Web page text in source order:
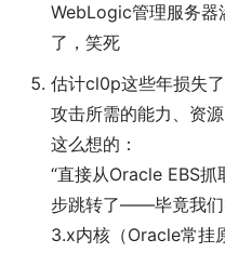
WebLogic管理服务器
了，笑死
估计cl0p这些年损失
攻击所需的能力、资
这么想的：
“直接从Oracle EBS
步跳转了——毕竟我们
3.x内核（Oracle常挂